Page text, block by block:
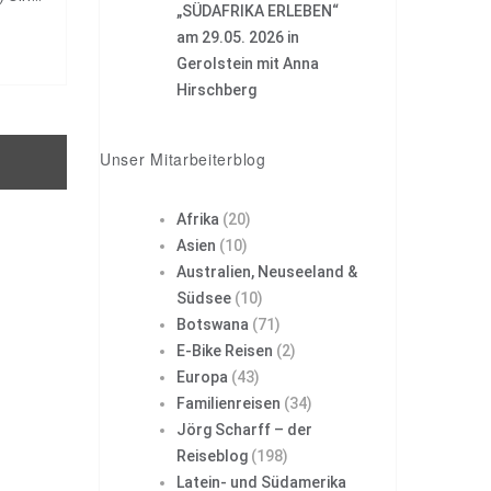
„SÜDAFRIKA ERLEBEN“
am 29.05. 2026 in
Gerolstein mit Anna
Hirschberg
Unser Mitarbeiterblog
Afrika (20)
Asien (10)
Australien, Neuseeland &
Südsee (10)
Botswana (71)
E-Bike Reisen (2)
Europa (43)
Familienreisen (34)
Jörg Scharff – der
Reiseblog (198)
Latein- und Südamerika